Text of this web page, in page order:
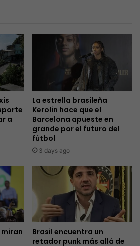
a
La estrella brasileña
Kerolin hace que el
Barcelona apueste en
grande por el futuro del
fútbol
3 days ago
miran
Brasil encuentra un
retador punk más allá de